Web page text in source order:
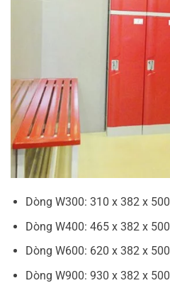
Dòng W300: 310 x 382 x 500
Dòng W400: 465 x 382 x 500
Dòng W600: 620 x 382 x 500
Dòng W900: 930 x 382 x 500